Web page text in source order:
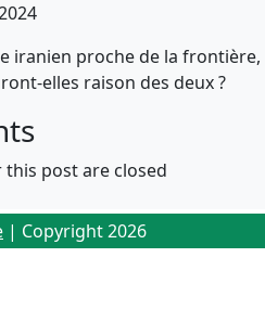
iranien proche de la
elles raison des deux ?
post are closed
| Copyright 2026